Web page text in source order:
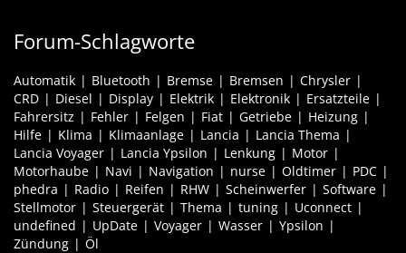
Forum-Schlagworte
Automatik Bluetooth Bremse Bremsen
Chrysler
CRD
Diesel Display Elektrik Elektronik
Ersatzteile
Fahrersitz
Fehler Felgen Fiat Getriebe
Heizung
Hilfe
Klima Klimaanlage Lancia
Lancia Thema
Lancia Voyager
Lancia Ypsilon Lenkung
Motor
Motorhaube
Navi Navigation nurse Oldtimer
PDC
phedra
Radio Reifen RHW Scheinwerfer
Software
Stellmotor
Steuergerät Thema tuning
Uconnect
undefined
UpDate Voyager Wasser
Ypsilon
Zündung
Öl